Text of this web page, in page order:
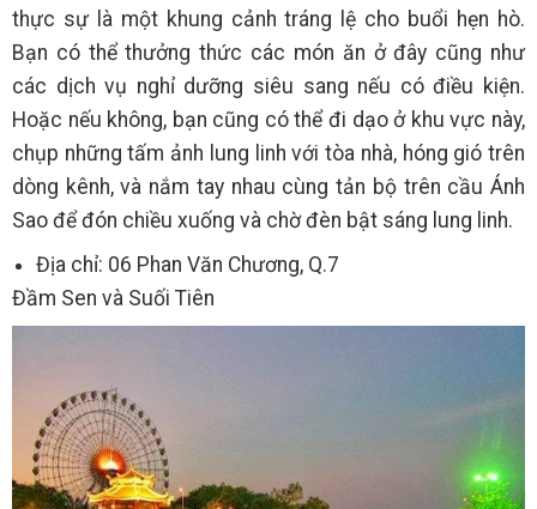
thực sự là một khung cảnh tráng lệ cho buổi hẹn hò.
Bạn có thể thưởng thức các món ăn ở đây cũng như
các dịch vụ nghỉ dưỡng siêu sang nếu có điều kiện.
Hoặc nếu không, bạn cũng có thể đi dạo ở khu vực này,
chụp những tấm ảnh lung linh với tòa nhà, hóng gió trên
dòng kênh, và nắm tay nhau cùng tản bộ trên cầu Ánh
Sao để đón chiều xuống và chờ đèn bật sáng lung linh.
Địa chỉ: 06 Phan Văn Chương, Q.7
Đầm Sen và Suối Tiên